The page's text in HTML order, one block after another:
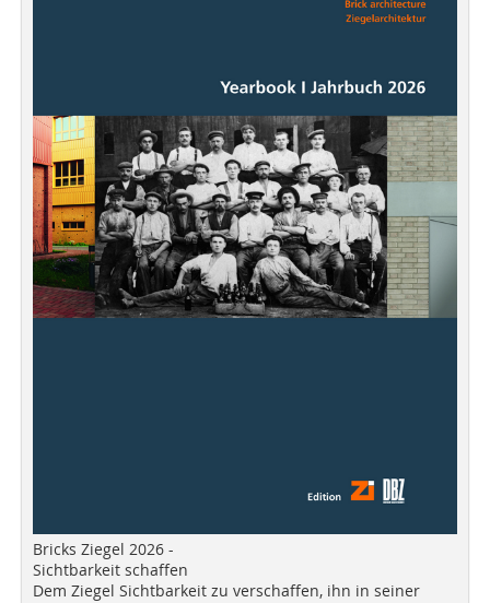
Bricks Ziegel 2026 -
Sichtbarkeit schaffen
Dem Ziegel Sichtbarkeit zu verschaffen, ihn in seiner